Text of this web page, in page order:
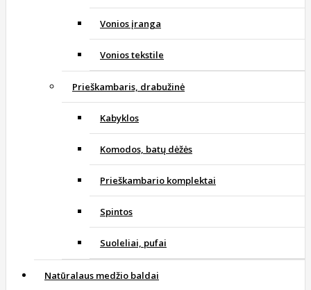
Vonios įranga
Vonios tekstile
Prieškambaris, drabužinė
Kabyklos
Komodos, batų dėžės
Prieškambario komplektai
Spintos
Suoleliai, pufai
Natūralaus medžio baldai